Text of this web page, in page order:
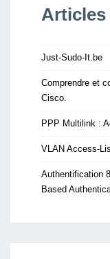
Articles
Just-Sudo-It.be
Comprendre et
Cisco.
PPP Multilink :
VLAN Access-
Authentification
Based